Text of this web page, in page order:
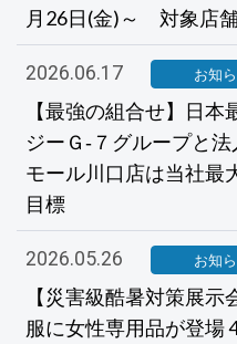
月26日(金)～ 対象店
2026.06.17 お知
【最強の組合せ】日
ジーＧ‐７グループと
モール川口店は当社最
目標
2026.05.26 お知
【災害級酷暑対策展
服に女性専用品が登場